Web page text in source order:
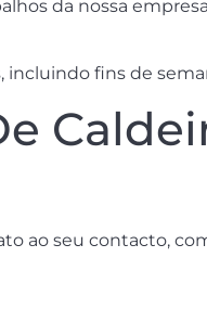
da nossa
incluindo fins de
ao seu contacto,